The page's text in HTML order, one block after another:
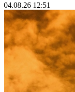
04.08.26 12:51